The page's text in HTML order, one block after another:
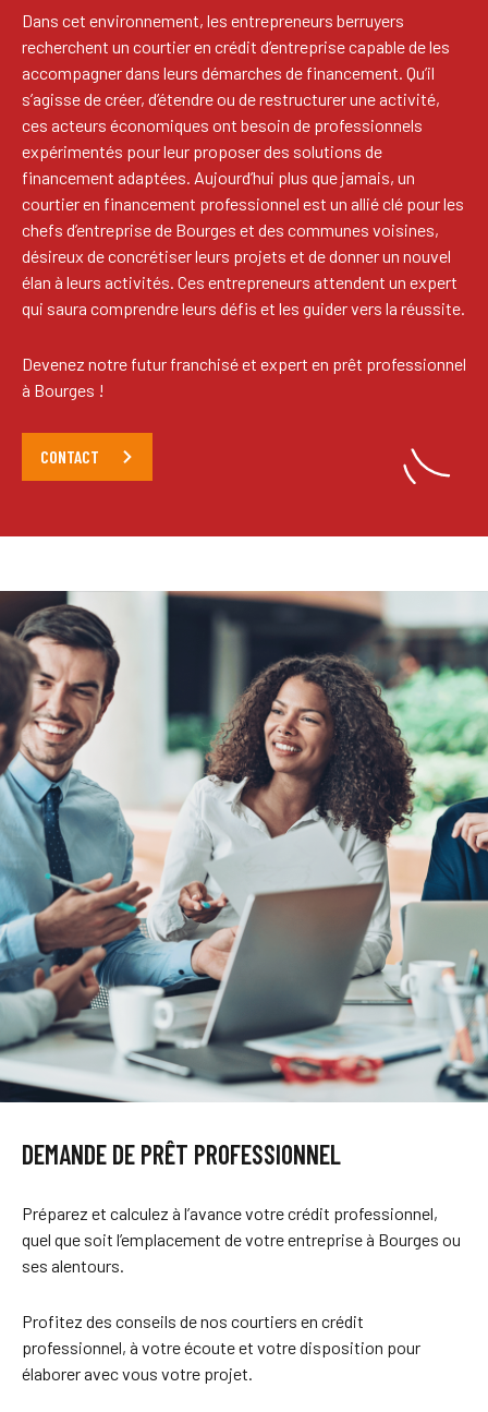
Dans cet environnement, les entrepreneurs berruyers
recherchent un courtier en crédit d’entreprise capable de les
accompagner dans leurs démarches de financement. Qu’il
s’agisse de créer, d’étendre ou de restructurer une activité,
ces acteurs économiques ont besoin de professionnels
expérimentés pour leur proposer des solutions de
financement adaptées. Aujourd’hui plus que jamais, un
courtier en financement professionnel est un allié clé pour les
chefs d’entreprise de Bourges et des communes voisines,
désireux de concrétiser leurs projets et de donner un nouvel
élan à leurs activités. Ces entrepreneurs attendent un expert
qui saura comprendre leurs défis et les guider vers la réussite.
Devenez notre futur franchisé et expert en prêt professionnel
à Bourges !
CONTACT
DEMANDE DE PRÊT PROFESSIONNEL
Préparez et calculez à l’avance votre crédit professionnel,
quel que soit l’emplacement de votre entreprise à Bourges ou
ses alentours.
Profitez des conseils de nos courtiers en crédit
professionnel, à votre écoute et votre disposition pour
élaborer avec vous votre projet.